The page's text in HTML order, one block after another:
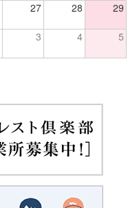
27 28 29
3 4 5